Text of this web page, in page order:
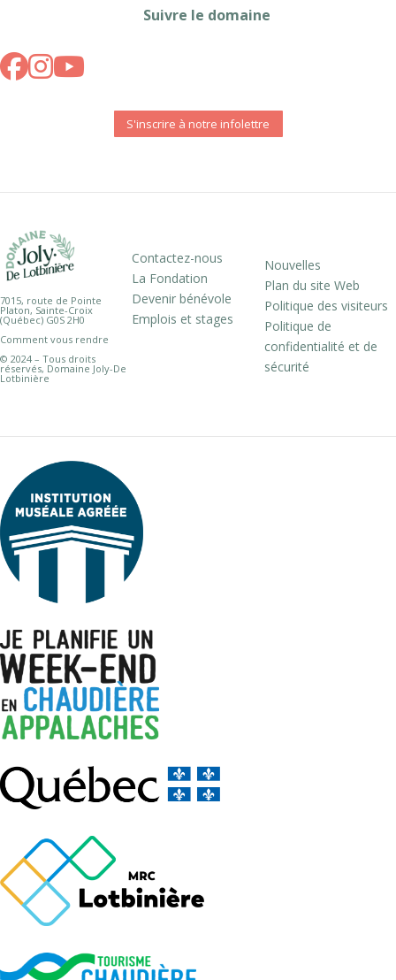
Suivre le domaine
S'inscrire à notre infolettre
7015, route de Pointe
Platon, Sainte-Croix
(Québec) G0S 2H0
Comment vous rendre
© 2024 – Tous droits
réservés, Domaine Joly-De
Lotbinière
Contactez-nous
La Fondation
Devenir bénévole
Emplois et stages
Nouvelles
Plan du site Web
Politique des visiteurs
Politique de
confidentialité et de
sécurité